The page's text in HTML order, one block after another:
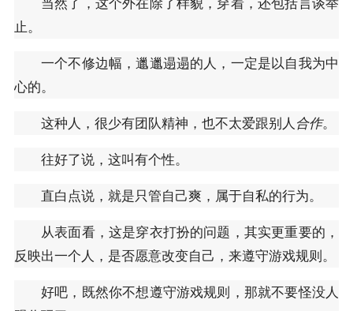
止。
一个不修边幅，邋邋遢遢的人，一定是以自我为中
心的。
这种人，很少有团队精神，也不太爱跟别人 合作。
往好了说，这叫有个性。
直白点说，就是只管自己爽，属于自私的行为。
从表面看，这是穿衣打扮的问题，其实更重要的，
反映出一个人，是否愿意改变自己，来遵守游戏规则。
好吧，既然你不想遵守游戏规则，那就不要怪没人